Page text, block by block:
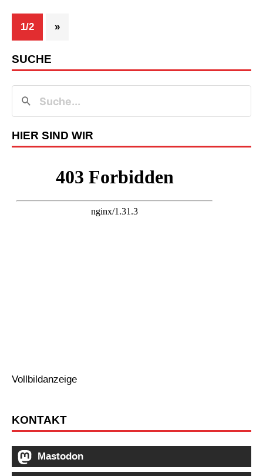
1/2 »
SUCHE
HIER SIND WIR
Vollbildanzeige
KONTAKT
Mastodon